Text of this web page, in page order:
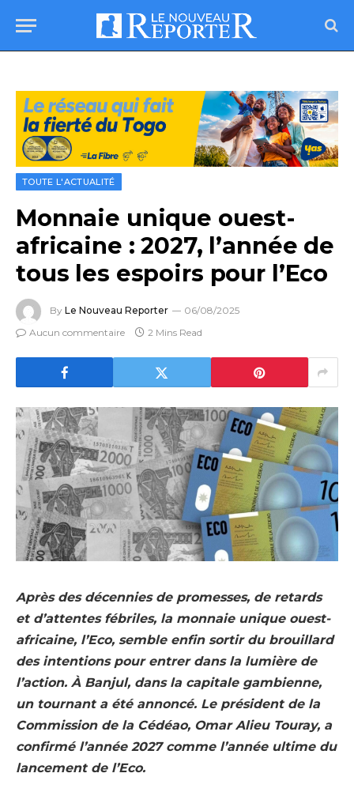
TOUTE L'ACTUALITÉ
Monnaie unique ouest-
africaine : 2027, l’année de
tous les espoirs pour l’Eco
By Le Nouveau Reporter
06/08/2025
Aucun commentaire
2 Mins Read
Après des décennies de promesses, de retards
et d’attentes fébriles, la monnaie unique ouest-
africaine, l’Eco, semble enfin sortir du brouillard
des intentions pour entrer dans la lumière de
l’action. À Banjul, dans la capitale gambienne,
un tournant a été annoncé. Le président de la
Commission de la Cédéao, Omar Alieu Touray, a
confirmé l’année 2027 comme l’année ultime du
lancement de l’Eco.